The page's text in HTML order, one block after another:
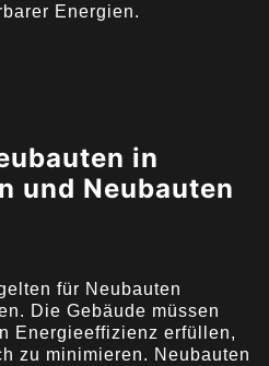
Energien.
in
und Neubauten
für Neubauten
Die Gebäude müssen
Energieeffizienz erfüllen,
zu minimieren. Neubauten